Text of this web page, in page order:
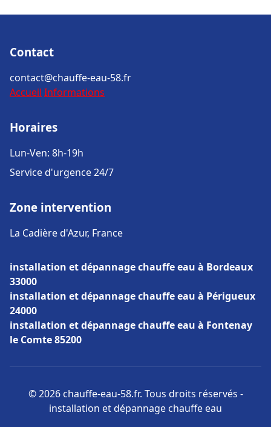
Contact
contact@chauffe-eau-58.fr
Accueil Informations
Horaires
Lun-Ven: 8h-19h
Service d'urgence 24/7
Zone intervention
La Cadière d'Azur, France
installation et dépannage chauffe eau à Bordeaux
33000
installation et dépannage chauffe eau à Périgueux
24000
installation et dépannage chauffe eau à Fontenay
le Comte 85200
© 2026 chauffe-eau-58.fr. Tous droits réservés -
installation et dépannage chauffe eau